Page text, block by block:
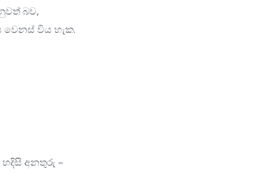
බව,
වෙනස් විය හැක.
හදිසි අනතුරු –